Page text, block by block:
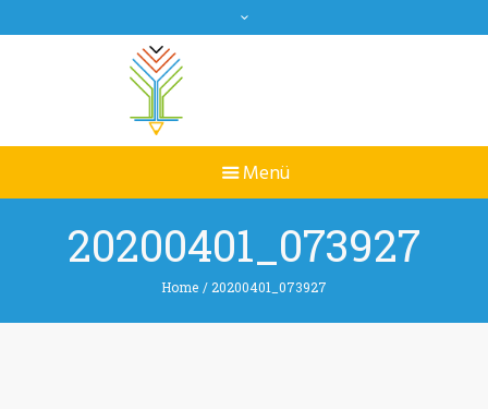
20200401_073927
Home / 20200401_073927